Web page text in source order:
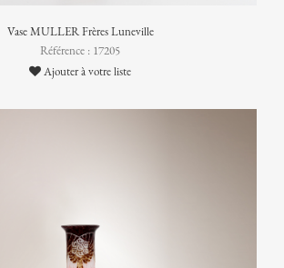
Vase MULLER Frères Luneville
Référence : 17205
Ajouter à votre liste